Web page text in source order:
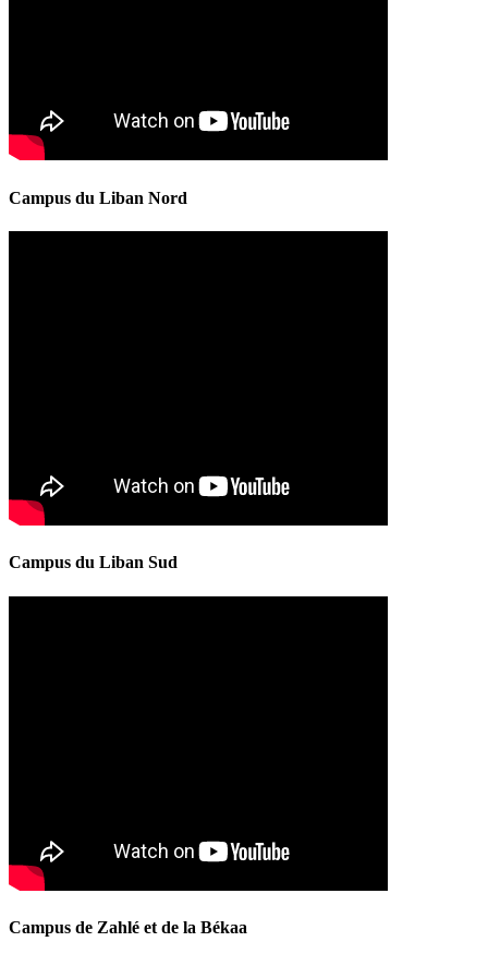
Campus du Liban Nord
Campus du Liban Sud
Campus de Zahlé et de la Békaa